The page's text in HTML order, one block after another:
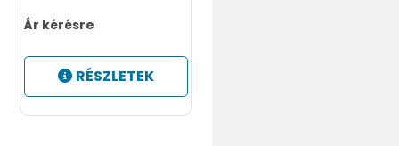
Ár kérésre
RÉSZLETEK